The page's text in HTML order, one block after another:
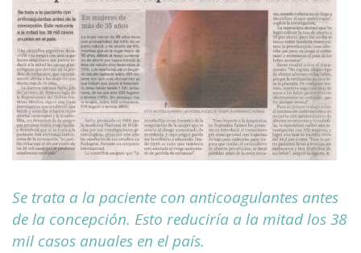
Se trata a la paciente con anticoagulantes antes
de la concepción. Esto reduciría a la mitad los 38
mil casos anuales en el país.